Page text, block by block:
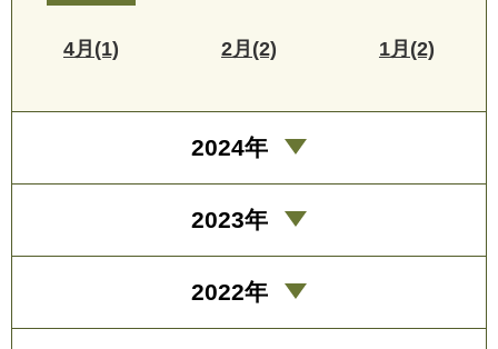
4月(1) 2月(2) 1月(2)
2024年
2023年
2022年